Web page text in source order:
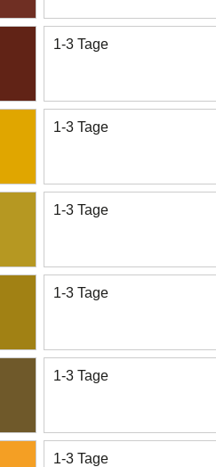
1-3 Tage
1-3 Tage
1-3 Tage
1-3 Tage
1-3 Tage
1-3 Tage